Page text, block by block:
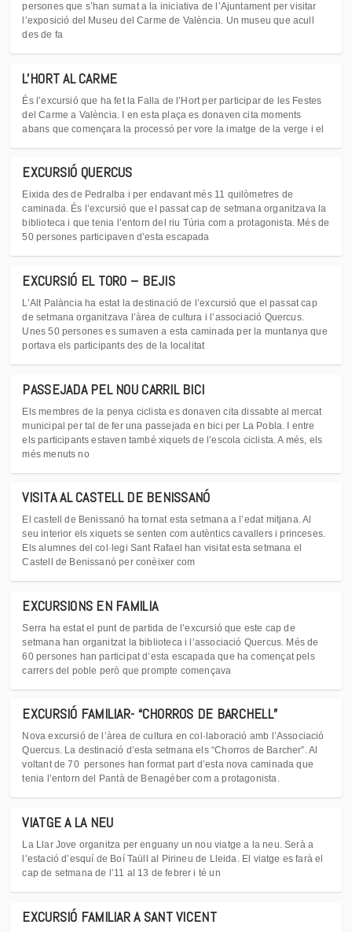
persones que s’han sumat a la iniciativa de l’Ajuntament per visitar
l’exposició del Museu del Carme de València. Un museu que acull
des de fa
L'HORT AL CARME
És l’excursió que ha fet la Falla de l’Hort per participar de les Festes
del Carme a València. I en esta plaça es donaven cita moments
abans que començara la processó per vore la imatge de la verge i el
EXCURSIÓ QUERCUS
Eixida des de Pedralba i per endavant més 11 quilòmetres de
caminada. És l’excursió que el passat cap de setmana organitzava la
biblioteca i que tenia l’entorn del riu Túria com a protagonista. Més de
50 persones participaven d’esta escapada
EXCURSIÓ EL TORO – BEJIS
L’Alt Palància ha estat la destinació de l’excursió que el passat cap
de setmana organitzava l’àrea de cultura i l’associació Quercus.
Unes 50 persones es sumaven a esta caminada per la muntanya que
portava els participants des de la localitat
PASSEJADA PEL NOU CARRIL BICI
Els membres de la penya ciclista es donaven cita dissabte al mercat
municipal per tal de fer una passejada en bici per La Pobla. I entre
els participants estaven també xiquets de l’escola ciclista. A més, els
més menuts no
VISITA AL CASTELL DE BENISSANÓ
El castell de Benissanó ha tornat esta setmana a l’edat mitjana. Al
seu interior els xiquets se senten com autèntics cavallers i princeses.
Els alumnes del col·legi Sant Rafael han visitat esta setmana el
Castell de Benissanó per conèixer com
EXCURSIONS EN FAMILIA
Serra ha estat el punt de partida de l’excursió que este cap de
setmana han organitzat la biblioteca i l’associació Quercus. Més de
60 persones han participat d’esta escapada que ha començat pels
carrers del poble però que prompte començava
EXCURSIÓ FAMILIAR- “CHORROS DE BARCHELL”
Nova excursió de l’àrea de cultura en col·laboració amb l’Associació
Quercus. La destinació d’esta setmana els “Chorros de Barcher”. Al
voltant de 70 persones han format part d’esta nova caminada que
tenia l’entorn del Pantà de Benagéber com a protagonista.
VIATGE A LA NEU
La Llar Jove organitza per enguany un nou viatge a la neu. Serà a
l’estació d’esquí de Boí Taüll al Pirineu de Lleida. El viatge es farà el
cap de setmana de l’11 al 13 de febrer i té un
EXCURSIÓ FAMILIAR A SANT VICENT